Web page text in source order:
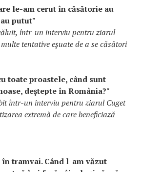
le-am cerut în căsătorie au
putut"
într-un interviu pentru ziarul
tentative eșuate de a se căsători
toate proastele, când sunt
deştepte în România?"
într-un interviu pentru ziarul Cuget
extremă de care beneficiază
tramvai. Când l-am văzut